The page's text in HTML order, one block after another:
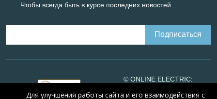
Чтобы всегда быть в курсе последних новостей
© ONLINE ELECTRIC:
Для улучшения работы сайта и его взаимодействия с